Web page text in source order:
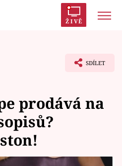
ŽIVĚ
SDÍLET
prodává na